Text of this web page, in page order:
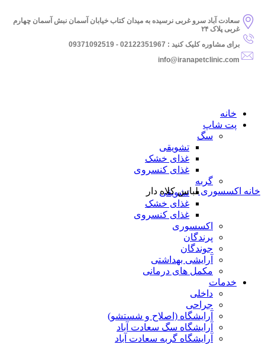
سعادت آباد سرو غربی نرسیده به میدان کتاب خیابان آسمان نبش آسمان چهارم
غربی پلاک ۲۴
برای مشاوره کلیک کنید : 02122351967 - 09371092519
info@iranapetclinic.com
خانه
پت شاپ
سگ
تشویقی
غذای خشک
غذای کنسروی
گربه
تشویقی
غذای خشک
غذای کنسروی
اکسسوری
پرندگان
جوندگان
آرایشی بهداشتی
مکمل های درمانی
خدمات
داخلی
جراحی
آرایشگاه (اصلاح و شستشو)
آرایشگاه سگ سعادت آباد
آرایشگاه گربه سعادت آباد
بزرگنمایی تصویر
خانه اکسسوریلباس کلاه دار